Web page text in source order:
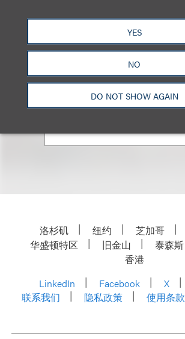
YES
NO
DO NOT SHOW AGAIN
Kelley C. Miller
+1.703.988.5104
Email
洛杉矶 纽约 芝加哥
华盛顿特区
旧金山 泰森斯
香港
LinkedIn
Facebook X
联系我们
隐私政策 使用条款